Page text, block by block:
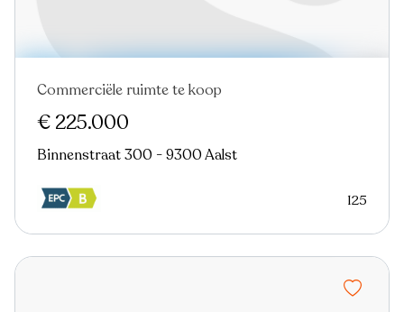
In optie Nieuw
Commerciële ruimte te koop
€ 225.000
Binnenstraat 300 - 9300 Aalst
125